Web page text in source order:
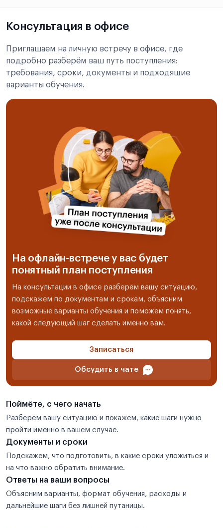
Консультация в офисе
Приглашаем на личную встречу в офисе, где
подробно разберём ваш путь поступления:
требования, сроки, документы и подходящие
варианты обучения.
На офлайн-встрече у вас будет
понятный план поступления
На консультации в офисе разберём вашу ситуацию,
подскажем по документам и срокам, объясним
возможные варианты обучения и поможем понять,
какой следующий шаг сделать именно вам.
Записаться
Обсудить в чате
Поймёте, с чего начать
Разберём вашу ситуацию и покажем, какие шаги нужно
пройти именно в вашем случае.
Документы и сроки
Подскажем, что подготовить, в какие сроки уложиться и
на что важно обратить внимание.
Ответы на ваши вопросы
Объясним варианты, формат обучения, расходы и
дальнейшие шаги без лишней путаницы.